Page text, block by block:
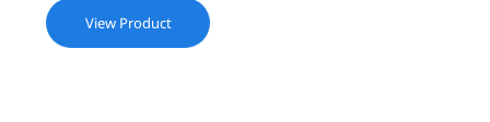
View Product